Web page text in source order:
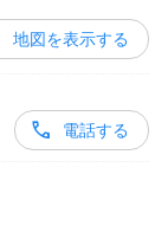
地図を表示する
電話する